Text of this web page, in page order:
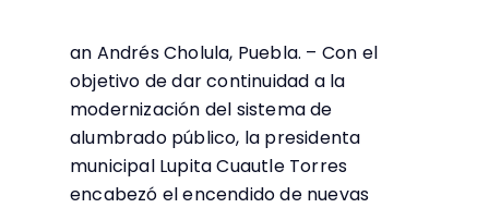
an Andrés Cholula, Puebla. – Con el
objetivo de dar continuidad a la
modernización del sistema de
alumbrado público, la presidenta
municipal Lupita Cuautle Torres
encabezó el encendido de nuevas